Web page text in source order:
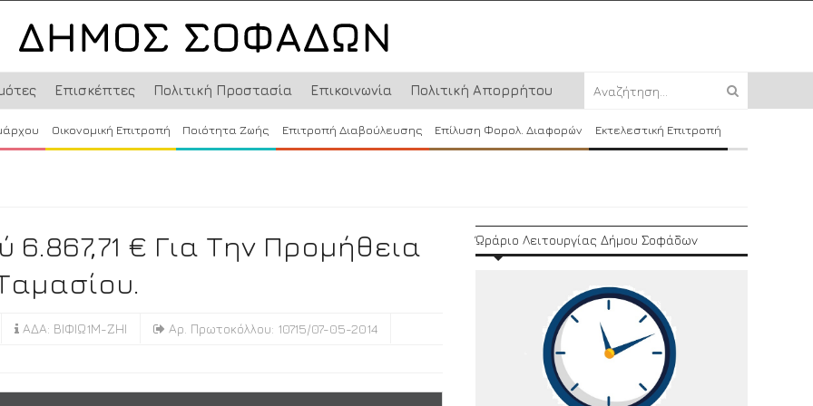
Επισκέπτες Πολιτική Προστασία Επικοινωνία Πολιτική Απορρήτου
Οικονομική Επιτροπή Ποιότητα Ζωής Επιτροπή Διαβούλευσης Επίλυση Φορολ. Διαφορών Εκτελεστική Επιτροπή
€ Για Την Προμήθεια
ΑΔΑ: ΒΙΦΙΩ1Μ-ΖΗΙ Αρ. Πρωτοκόλλου: 10715/07-05-2014
Ώράριο Λειτουργίας Δήμου Σοφάδων